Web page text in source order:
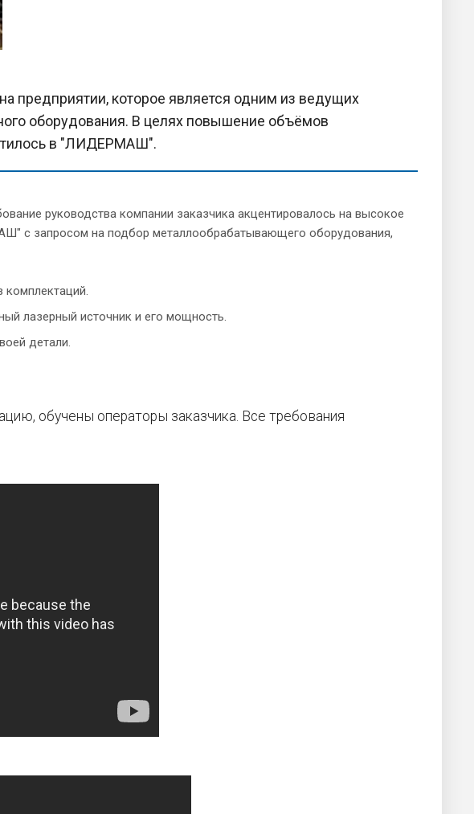
предприятии, которое является одним из ведущих
оборудования. В целях повышение объёмов
в "ЛИДЕРМАШ".
руководства компании заказчика акцентировалось на высокое
с запросом на подбор металлообрабатывающего оборудования,
лазерный источник и его мощность.
детали.
обучены операторы заказчика. Все требования